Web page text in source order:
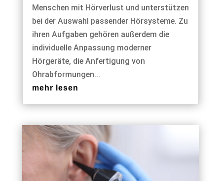
Menschen mit Hörverlust und unterstützen
bei der Auswahl passender Hörsysteme. Zu
ihren Aufgaben gehören außerdem die
individuelle Anpassung moderner
Hörgeräte, die Anfertigung von
Ohrabformungen...
mehr lesen